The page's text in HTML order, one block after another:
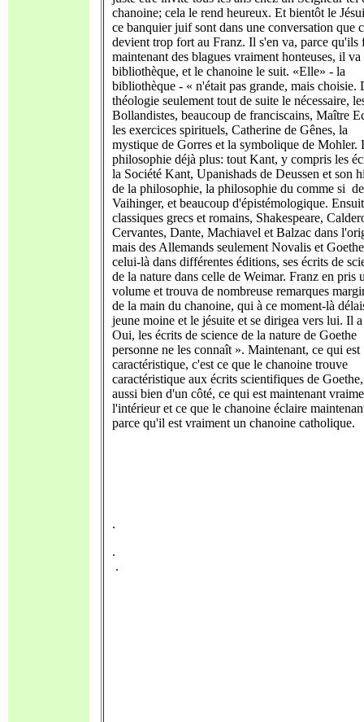
chanoine; cela le rend heureux. Et bientôt le
ce banquier juif sont dans une conversation que
devient trop fort au Franz. Il s'en va, parce qu'ils
maintenant des blagues vraiment honteuses, il va
bibliothèque, et le chanoine le suit. «Elle» - la
bibliothèque - « n'était pas grande, mais choisie.
théologie seulement tout de suite le nécessaire,
Bollandistes, beaucoup de franciscains, Maître
les exercices spirituels, Catherine de Gênes, la
mystique de Gorres et la symbolique de Mohler.
philosophie déjà plus: tout Kant, y compris les
la Société Kant, Upanishads de Deussen et son
de la philosophie, la philosophie du comme si de
Vaihinger, et beaucoup d'épistémologique.
classiques grecs et romains, Shakespeare,
Cervantes, Dante, Machiavel et Balzac dans
mais des Allemands seulement Novalis et
celui-là dans différentes éditions, ses écrits de
de la nature dans celle de Weimar. Franz en pris
volume et trouva de nombreuse remarques
de la main du chanoine, qui à ce moment-là
jeune moine et le jésuite et se dirigea vers lui. Il
Oui, les écrits de science de la nature de Goethe
personne ne les connaît ». Maintenant, ce qui est
caractéristique, c'est ce que le chanoine trouve
caractéristique aux écrits scientifiques de
aussi bien d'un côté, ce qui est maintenant
l'intérieur et ce que le chanoine éclaire
parce qu'il est vraiment un chanoine catholique.
.
.
.